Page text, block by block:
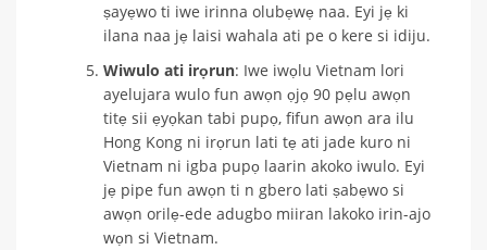
ṣayẹwo ti iwe irinna olubẹwẹ naa. Eyi jẹ ki
ilana naa jẹ laisi wahala ati pe o kere si idiju.
Wiwulo ati irọrun: Iwe iwọlu Vietnam lori
ayelujara wulo fun awọn ọjọ 90 pẹlu awọn
titẹ sii ẹyọkan tabi pupọ, fifun awọn ara ilu
Hong Kong ni irọrun lati tẹ ati jade kuro ni
Vietnam ni igba pupọ laarin akoko iwulo. Eyi
jẹ pipe fun awọn ti n gbero lati ṣabẹwo si
awọn orilẹ-ede adugbo miiran lakoko irin-ajo
wọn si Vietnam.